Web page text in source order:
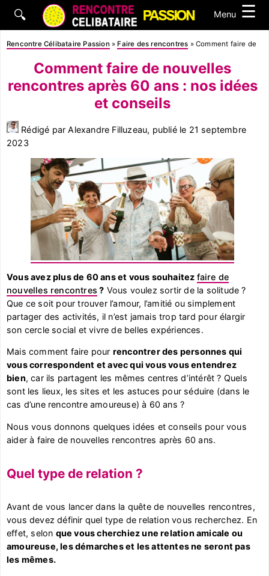
🔍 Menu ☰
Rencontre Célibataire Passion » Faire des rencontres »Comment faire de
Comment faire de nouvelles
rencontres après 60 ans : nos idées
et conseils
Rédigé par Alexandre Filluzeau, publié le 21 septembre
2023
Vous avez plus de 60 ans et vous souhaitez faire de
nouvelles rencontres ? Vous voulez sortir de la solitude ?
Que ce soit pour trouver l’amour, l’amitié ou simplement
partager des activités, il n’est jamais trop tard pour élargir
son cercle social et vivre de belles expériences.
Mais comment faire pour rencontrer des personnes qui
vous correspondent et avec qui vous vous entendrez
bien, car ils partagent les mêmes centres d’intérêt ? Quels
sont les lieux, les sites et les astuces pour séduire (dans le
cas d’une rencontre amoureuse) à 60 ans ?
Nous vous donnons quelques idées et conseils pour vous
aider à faire de nouvelles rencontres après 60 ans.
Quel type de relation ?
Avant de vous lancer dans la quête de nouvelles rencontres,
vous devez définir quel type de relation vous recherchez. En
effet, selon que vous cherchiez une relation amicale ou
amoureuse, les démarches et les attentes ne seront pas
les mêmes.